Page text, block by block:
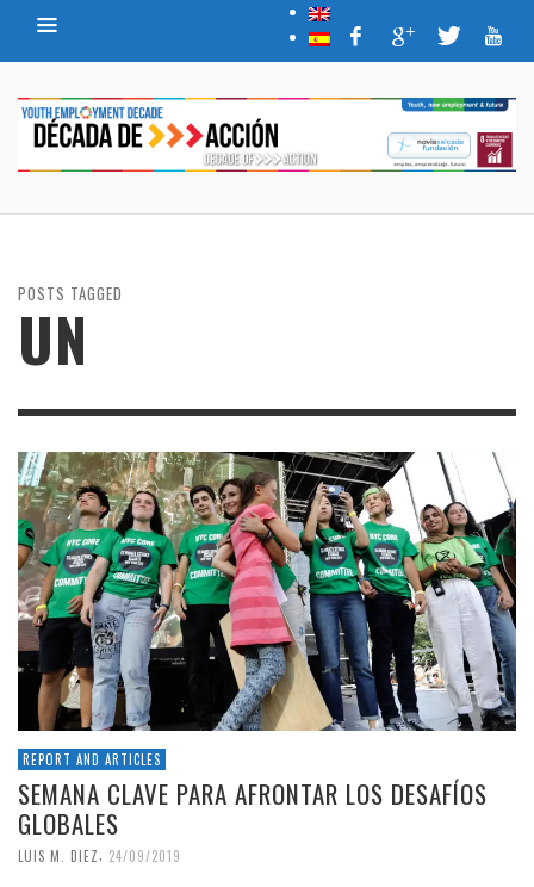
POSTS TAGGED
UN
REPORT AND ARTICLES
SEMANA CLAVE PARA AFRONTAR LOS DESAFÍOS
GLOBALES
LUIS M. DIEZ, 24/09/2019